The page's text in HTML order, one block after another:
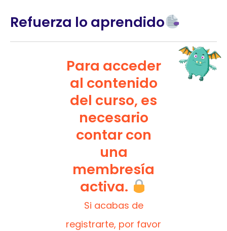
Refuerza lo aprendido
Para acceder
al contenido
del curso, es
necesario
contar con
una
membresía
activa.
Si acabas de
registrarte, por favor